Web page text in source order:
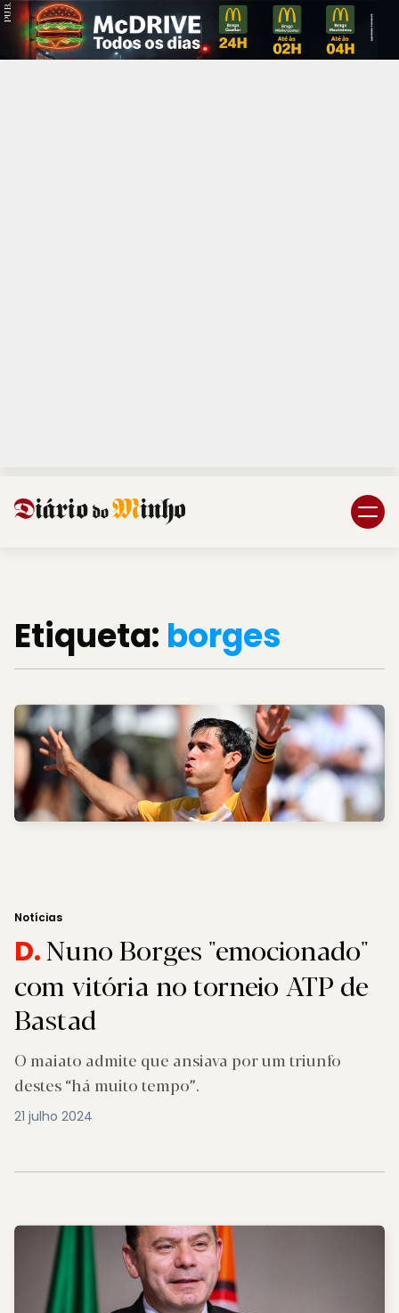
PUB.
Etiqueta: borges
Notícias
D.Nuno Borges "emocionado"
com vitória no torneio ATP de
Bastad
O maiato admite que ansiava por um triunfo
destes “há muito tempo”.
21 julho 2024